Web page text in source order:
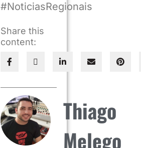
#NoticiasRegionais
Share this
content:
Thiago
Melego